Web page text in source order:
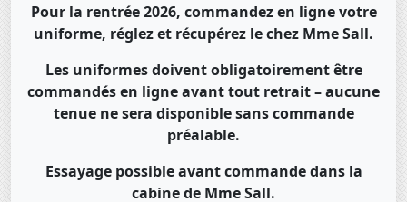
Pour la rentrée 2026, commandez en ligne votre
uniforme, réglez et récupérez le chez Mme Sall.
Les uniformes doivent obligatoirement être
commandés en ligne avant tout retrait – aucune
tenue ne sera disponible sans commande
préalable.
Essayage possible avant commande dans la
cabine de Mme Sall.